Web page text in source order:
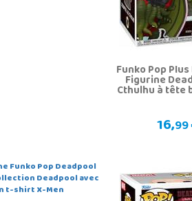
Funko Pop
Figurine
Cthulhu à tête
16,